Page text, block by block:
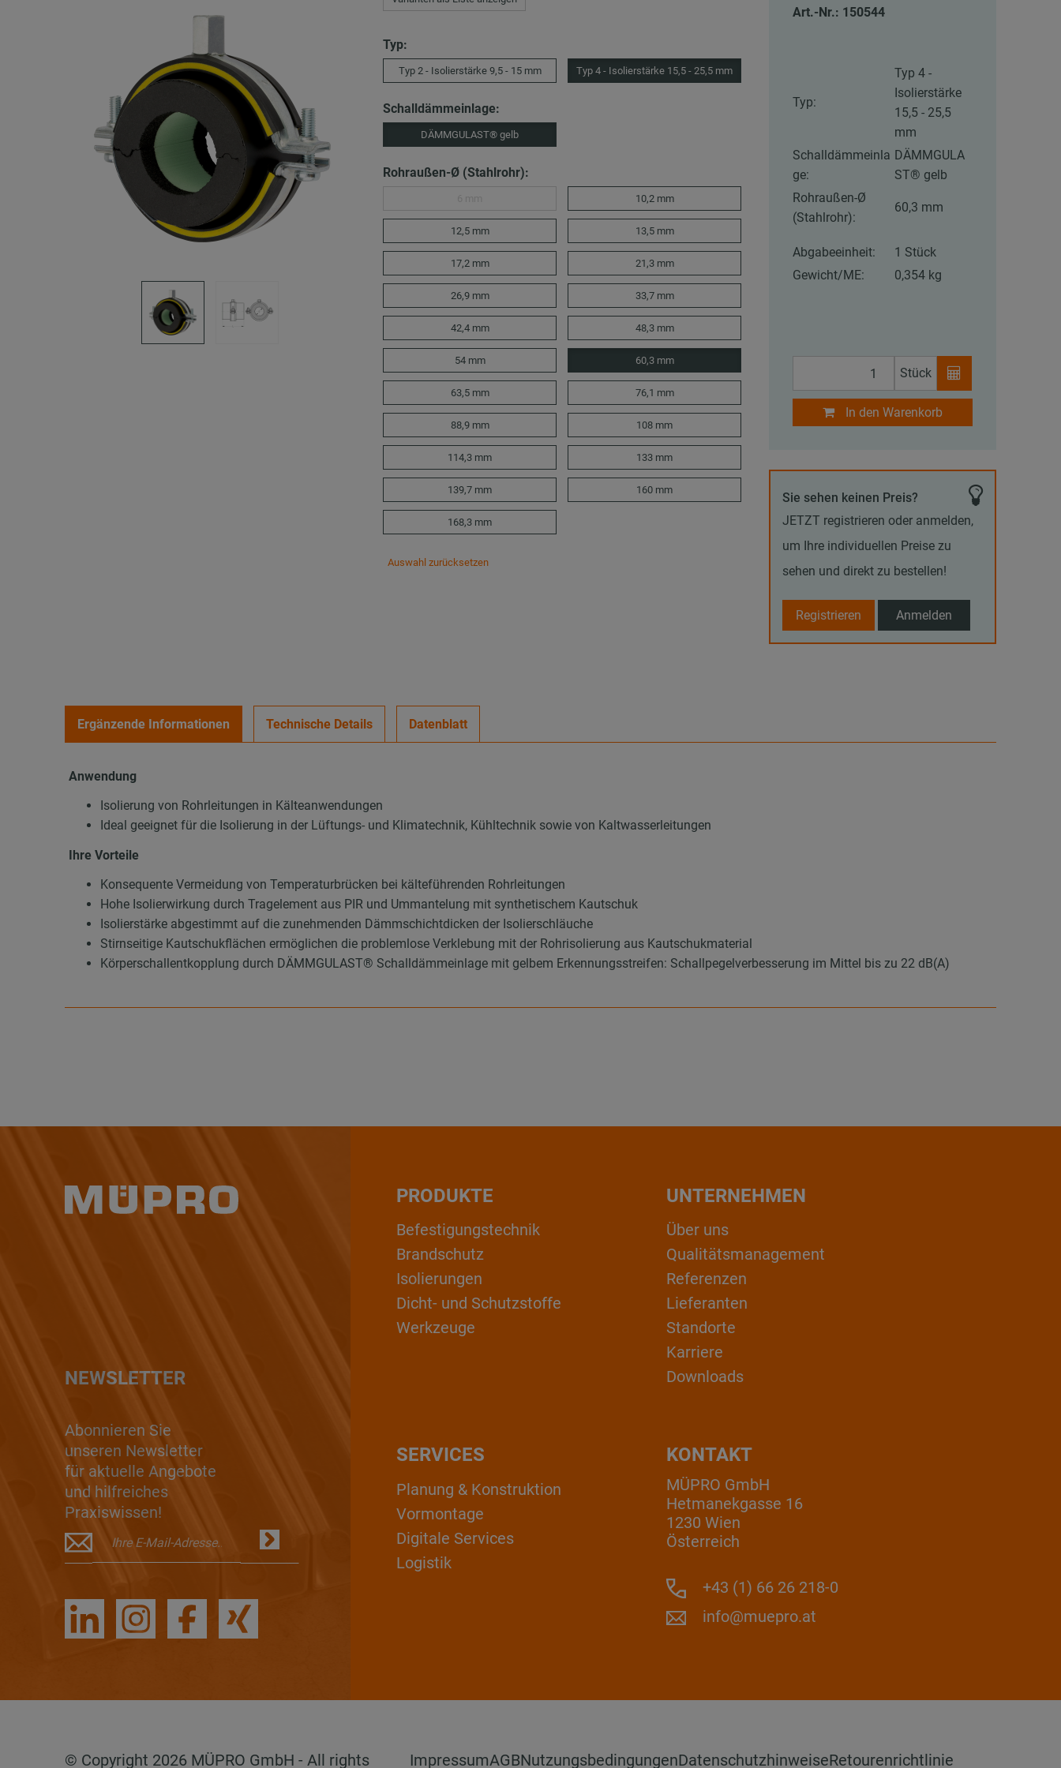
Typ:
Typ 2 - Isolierstärke 9,5 - 15 mm Typ 4 - Isolierstärke 15,5 - 25,5 mm
Schalldämmeinlage:
DÄMMGULAST® gelb
Rohraußen-Ø (Stahlrohr):
10,2 mm
12,5 mm 13,5 mm
17,2 mm 21,3 mm
26,9 mm 33,7 mm
42,4 mm 48,3 mm
54 mm 60,3 mm
63,5 mm 76,1 mm
88,9 mm 108 mm
114,3 mm 133 mm
139,7 mm 160 mm
168,3 mm
Auswahl zurücksetzen
Art.-Nr.: 150544
Typ:
Typ 4 -
Isolierstärke
15,5 - 25,5
mm
Schalldämmeinla
ge:
DÄMMGULA
ST® gelb
Rohraußen-Ø
(Stahlrohr):
60,3 mm
Abgabeeinheit:
1 Stück
Gewicht/ME:
0,354 kg
Stück
In den Warenkorb
Sie sehen keinen Preis?
JETZT registrieren oder anmelden,
um Ihre individuellen Preise zu
sehen und direkt zu bestellen!
Registrieren Anmelden
Ergänzende Informationen Technische Details Datenblatt
Anwendung
Isolierung von Rohrleitungen in Kälteanwendungen
Ideal geeignet für die Isolierung in der Lüftungs- und Klimatechnik, Kühltechnik sowie von Kaltwasserleitungen
Ihre Vorteile
Konsequente Vermeidung von Temperaturbrücken bei kälteführenden Rohrleitungen
Hohe Isolierwirkung durch Tragelement aus PIR und Ummantelung mit synthetischem Kautschuk
Isolierstärke abgestimmt auf die zunehmenden Dämmschichtdicken der Isolierschläuche
Stirnseitige Kautschukflächen ermöglichen die problemlose Verklebung mit der Rohrisolierung aus Kautschukmaterial
Körperschallentkopplung durch DÄMMGULAST® Schalldämmeinlage mit gelbem Erkennungsstreifen: Schallpegelverbesserung im Mittel bis zu 22 dB(A)
NEWSLETTER
Abonnieren Sie
unseren Newsletter
für aktuelle Angebote
und hilfreiches
Praxiswissen!
PRODUKTE
Befestigungstechnik
Brandschutz
Isolierungen
Dicht- und Schutzstoffe
Werkzeuge
UNTERNEHMEN
Über uns
Qualitätsmanagement
Referenzen
Lieferanten
Standorte
Karriere
Downloads
KONTAKT
MÜPRO GmbH
Hetmanekgasse 16
1230 Wien
Österreich
+43 (1) 66 26 218-0
info@muepro.at
SERVICES
Planung & Konstruktion
Vormontage
Digitale Services
Logistik
© Copyright 2026 MÜPRO GmbH - All rights ImpressumAGBNutzungsbedingungenDatenschutzhinweiseRetourenrichtlinie